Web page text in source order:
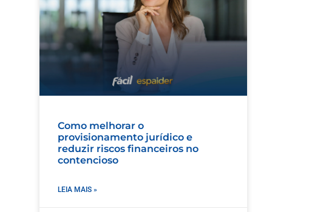
Como melhorar o
provisionamento jurídico e
reduzir riscos financeiros no
contencioso
LEIA MAIS »